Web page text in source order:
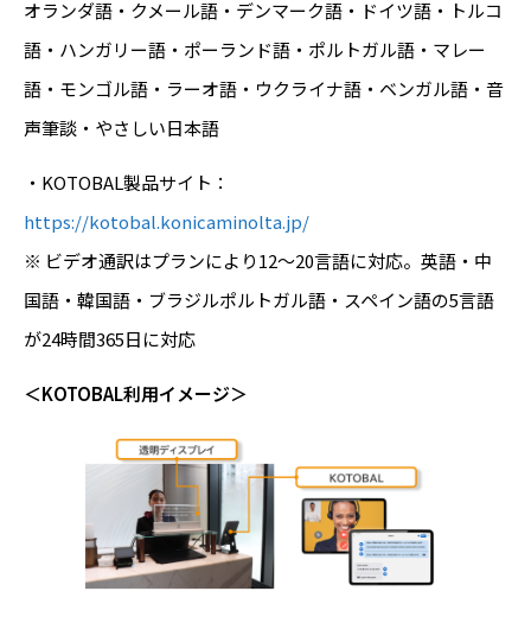
オランダ語・クメール語・デンマーク語・ドイツ語・トルコ
語・ハンガリー語・ポーランド語・ポルトガル語・マレー
語・モンゴル語・ラーオ語・ウクライナ語・ベンガル語・音
声筆談・やさしい日本語
・KOTOBAL製品サイト：
https://kotobal.konicaminolta.jp/
※ ビデオ通訳はプランにより12～20言語に対応。英語・中
国語・韓国語・ブラジルポルトガル語・スペイン語の5言語
が24時間365日に対応
＜KOTOBAL利用イメージ＞